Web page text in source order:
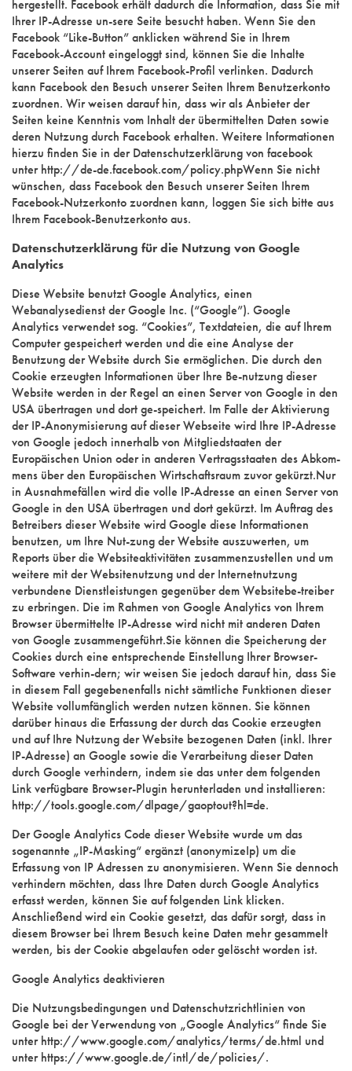
hergestellt. Facebook erhält dadurch die Information, dass Sie mit
Ihrer IP-Adresse un-sere Seite besucht haben. Wenn Sie den
Facebook “Like-Button” anklicken während Sie in Ihrem
Facebook-Account eingeloggt sind, können Sie die Inhalte
unserer Seiten auf Ihrem Facebook-Profil verlinken. Dadurch
kann Facebook den Besuch unserer Seiten Ihrem Benutzerkonto
zuordnen. Wir weisen darauf hin, dass wir als Anbieter der
Seiten keine Kenntnis vom Inhalt der übermittelten Daten sowie
deren Nutzung durch Facebook erhalten. Weitere Informationen
hierzu finden Sie in der Datenschutzerklärung von facebook
unter http://de-de.facebook.com/policy.phpWenn Sie nicht
wünschen, dass Facebook den Besuch unserer Seiten Ihrem
Facebook-Nutzerkonto zuordnen kann, loggen Sie sich bitte aus
Ihrem Facebook-Benutzerkonto aus.
Datenschutzerklärung für die Nutzung von Google
Analytics
Diese Website benutzt Google Analytics, einen
Webanalysedienst der Google Inc. (“Google”). Google
Analytics verwendet sog. “Cookies”, Textdateien, die auf Ihrem
Computer gespeichert werden und die eine Analyse der
Benutzung der Website durch Sie ermöglichen. Die durch den
Cookie erzeugten Informationen über Ihre Be-nutzung dieser
Website werden in der Regel an einen Server von Google in den
USA übertragen und dort ge-speichert. Im Falle der Aktivierung
der IP-Anonymisierung auf dieser Webseite wird Ihre IP-Adresse
von Google jedoch innerhalb von Mitgliedstaaten der
Europäischen Union oder in anderen Vertragsstaaten des Abkom-
mens über den Europäischen Wirtschaftsraum zuvor gekürzt.Nur
in Ausnahmefällen wird die volle IP-Adresse an einen Server von
Google in den USA übertragen und dort gekürzt. Im Auftrag des
Betreibers dieser Website wird Google diese Informationen
benutzen, um Ihre Nut-zung der Website auszuwerten, um
Reports über die Websiteaktivitäten zusammenzustellen und um
weitere mit der Websitenutzung und der Internetnutzung
verbundene Dienstleistungen gegenüber dem Websitebe-treiber
zu erbringen. Die im Rahmen von Google Analytics von Ihrem
Browser übermittelte IP-Adresse wird nicht mit anderen Daten
von Google zusammengeführt.Sie können die Speicherung der
Cookies durch eine entsprechende Einstellung Ihrer Browser-
Software verhin-dern; wir weisen Sie jedoch darauf hin, dass Sie
in diesem Fall gegebenenfalls nicht sämtliche Funktionen dieser
Website vollumfänglich werden nutzen können. Sie können
darüber hinaus die Erfassung der durch das Cookie erzeugten
und auf Ihre Nutzung der Website bezogenen Daten (inkl. Ihrer
IP-Adresse) an Google sowie die Verarbeitung dieser Daten
durch Google verhindern, indem sie das unter dem folgenden
Link verfügbare Browser-Plugin herunterladen und installieren:
http://tools.google.com/dlpage/gaoptout?hl=de.
Der Google Analytics Code dieser Website wurde um das
sogenannte „IP-Masking“ ergänzt (anonymizeIp) um die
Erfassung von IP Adressen zu anonymisieren. Wenn Sie dennoch
verhindern möchten, dass Ihre Daten durch Google Analytics
erfasst werden, können Sie auf folgenden Link klicken.
Anschließend wird ein Cookie gesetzt, das dafür sorgt, dass in
diesem Browser bei Ihrem Besuch keine Daten mehr gesammelt
werden, bis der Cookie abgelaufen oder gelöscht worden ist.
Google Analytics deaktivieren
Die Nutzungsbedingungen und Datenschutzrichtlinien von
Google bei der Verwendung von „Google Analytics“ finde Sie
unter http://www.google.com/analytics/terms/de.html und
unter https://www.google.de/intl/de/policies/.